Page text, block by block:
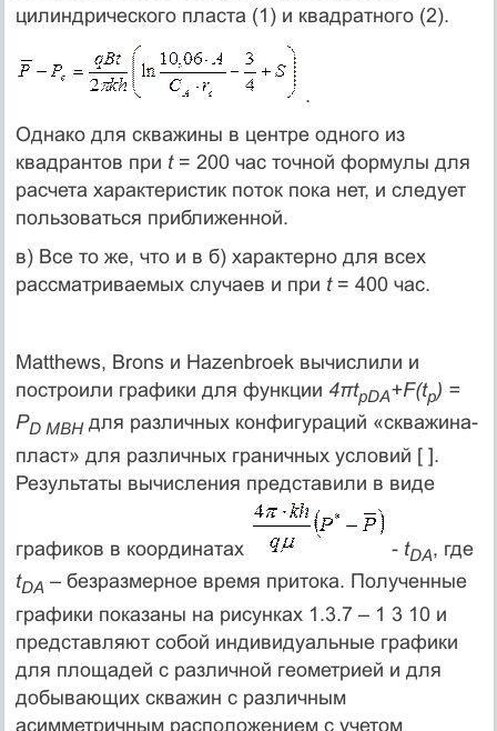
цилиндрического пласта (1) и квадратного (2).
.
Однако для скважины в центре одного из
квадрантов при t= 200 час точной формулы для
расчета характеристик поток пока нет, и следует
пользоваться приближенной.
в) Все то же, что и в б) характерно для всех
рассматриваемых случаев и при t= 400 час.
Matthews, Brons и Hazenbroek вычислили и
построили графики для функции 4πtpDA+F(tp) =
PD MBHдля различных конфигураций «скважина-
пласт» для различных граничных условий [ ].
Результаты вычисления представили в виде
графиков в координатах - tDA, где
tDA – безразмерное время притока. Полученные
графики показаны на рисунках 1.3.7 – 1 3 10 и
представляют собой индивидуальные графики
для площадей с различной геометрией и для
добывающих скважин с различным
асимметричным расположением с учетом